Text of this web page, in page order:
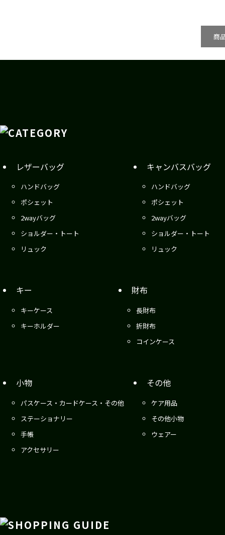
商
レザーバッグ
ハンドバッグ
ポシェット
2wayバッグ
ショルダー・トート
リュック
キャンバスバッグ
ハンドバッグ
ポシェット
2wayバッグ
ショルダー・トート
リュック
キー
キーケース
キーホルダー
財布
長財布
折財布
コインケース
小物
パスケース・カードケース・その他
ステーショナリー
手帳
アクセサリー
その他
ケア用品
その他小物
ウェアー